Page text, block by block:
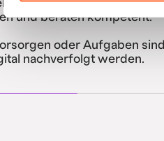
die rechtlichen
und beraten kompetent.
oder Aufgaben
nachverfolgt werden.